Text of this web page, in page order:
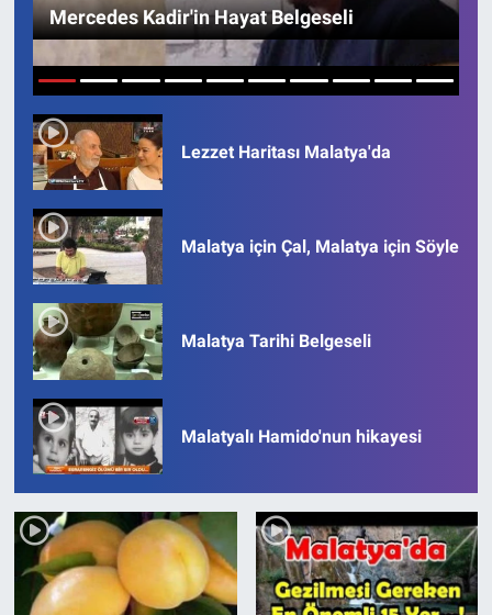
Mercedes Kadir'in Hayat Belgeseli
1
Lezzet Haritası Malatya'da
Malatya için Çal, Malatya için Söyle
Malatya Tarihi Belgeseli
Malatyalı Hamido'nun hikayesi